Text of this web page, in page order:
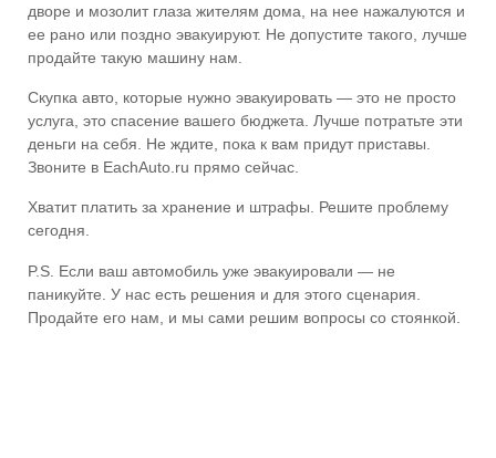
дворе и мозолит глаза жителям дома, на нее нажалуются и
ее рано или поздно эвакуируют. Не допустите такого, лучше
продайте такую машину нам.
Скупка авто, которые нужно эвакуировать — это не просто
услуга, это спасение вашего бюджета. Лучше потратьте эти
деньги на себя. Не ждите, пока к вам придут приставы.
Звоните в EachAuto.ru прямо сейчас.
Хватит платить за хранение и штрафы. Решите проблему
сегодня.
P.S. Если ваш автомобиль уже эвакуировали — не
паникуйте. У нас есть решения и для этого сценария.
Продайте его нам, и мы сами решим вопросы со стоянкой.